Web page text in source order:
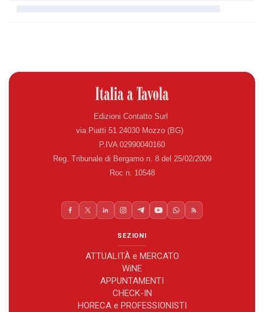
Edizioni Contatto Surl
via Piatti 51 24030 Mozzo (BG)
P.IVA 02990040160
Reg. Tribunale di Bergamo n. 8 del 25/02/2009
Roc n. 10548
SEZIONI
ATTUALITÀ e MERCATO
WiNE
APPUNTAMENTI
CHECK-IN
HORECA e PROFESSIONISTI